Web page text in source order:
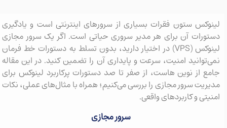
ستون فقرات بسیاری از سرورهای اینترنتی است و یادگیری
آن برای هر مدیر سروری حیاتی است. اگر یک سرور مجازی
لینوکس (VPS) در اختیار دارید، بدون تسلط به دستورات خط فرمان
امنیت، سرعت و پایداری آن را تضمین کنید. در این مقاله
از نوین هاست، از صفر تا صد دستورات پرکاربرد لینوکس برای
سرور مجازی را بررسی می‌کنیم؛ همراه با مثال‌های عملی، نکات
و کاربردهای واقعی.
سرور مجازی